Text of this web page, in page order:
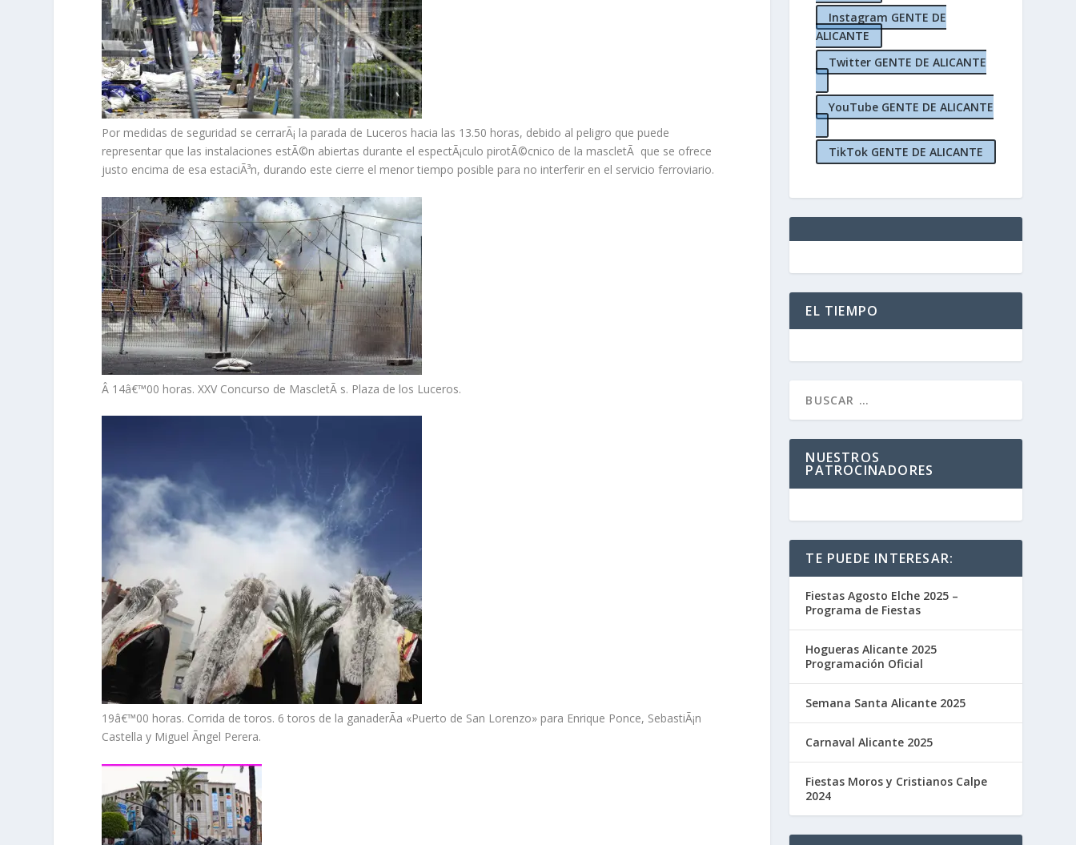
Por medidas de seguridad se cerrarÃ¡ la parada de Luceros hacia las 13.50 horas, debido al peligro que puede
representar que las instalaciones estÃ©n abiertas durante el espectÃ¡culo pirotÃ©cnico de la mascletÃ que se ofrece
justo encima de esa estaciÃ³n, durando este cierre el menor tiempo posible para no interferir en el servicio ferroviario.
Â 14â€™00 horas. XXV Concurso de MascletÃ s. Plaza de los Luceros.
19â€™00 horas. Corrida de toros. 6 toros de la ganaderÃ­a «Puerto de San Lorenzo» para Enrique Ponce, SebastiÃ¡n
Castella y Miguel Ãngel Perera.
Instagram GENTE DE
ALICANTE
Twitter GENTE DE ALICANTE
YouTube GENTE DE ALICANTE
TikTok GENTE DE ALICANTE
EL TIEMPO
NUESTROS
PATROCINADORES
TE PUEDE INTERESAR:
Fiestas Agosto Elche 2025 –
Programa de Fiestas
Hogueras Alicante 2025
Programación Oficial
Semana Santa Alicante 2025
Carnaval Alicante 2025
Fiestas Moros y Cristianos Calpe
2024